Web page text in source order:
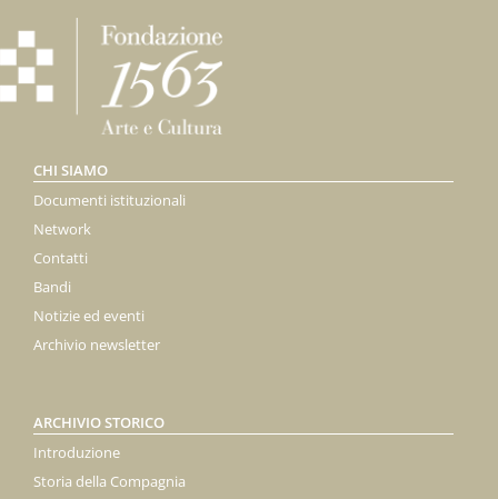
CHI SIAMO
Documenti istituzionali
Network
Contatti
Bandi
Notizie ed eventi
Archivio newsletter
ARCHIVIO STORICO
Introduzione
Storia della Compagnia